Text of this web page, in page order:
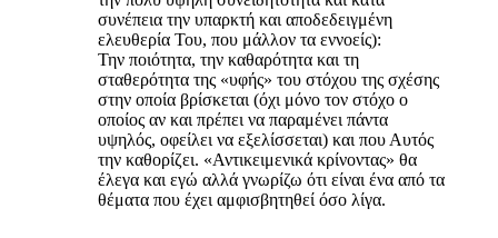
συνέπεια την υπαρκτή και αποδεδειγμένη
ελευθερία Του, που μάλλον τα εννοείς):
Την ποιότητα, την καθαρότητα και τη
σταθερότητα της «υφής» του στόχου της σχέσης
στην οποία βρίσκεται (όχι μόνο τον στόχο ο
οποίος αν και πρέπει να παραμένει πάντα
υψηλός, οφείλει να εξελίσσεται) και που Αυτός
την καθορίζει. «Αντικειμενικά κρίνοντας» θα
έλεγα και εγώ αλλά γνωρίζω ότι είναι ένα από τα
θέματα που έχει αμφισβητηθεί όσο λίγα.